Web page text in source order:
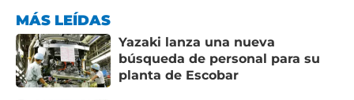
MÁS LEÍDAS
Yazaki lanza una nueva
búsqueda de personal para su
planta de Escobar